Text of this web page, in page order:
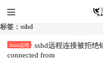
标签：sshd
linux运维
sshd远程连接被拒绝
connected from